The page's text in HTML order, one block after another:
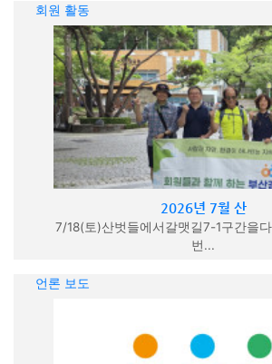
회원 활동
2026년 7월 산
7/18(토)산벗들에서갈맷길7-1구간을
번...
언론 보도